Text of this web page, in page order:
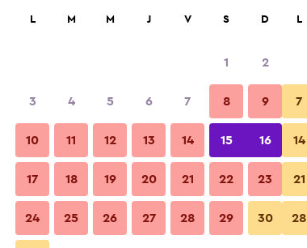
Oferta más barata de precio por noche
Proveedor Total noche
$100 Ver oferta
$100 Ver oferta
L M M J V S D
1 2
3 4 5 6 7 8 9
10 11 12 13 14 15 16
17 18 19 20 21 22 23
24 25 26 27 28 29 30
L
7
14
21
28